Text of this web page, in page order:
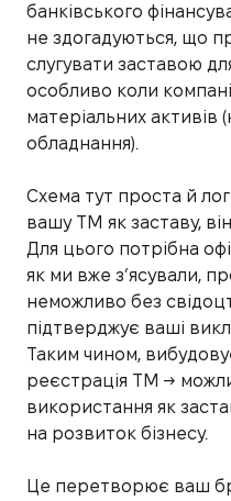
банківського
не здогадуються, що
слугувати заставою
особливо коли
матеріальних активів
обладнання).
Схема тут проста й
вашу ТМ як заставу,
Для цього потрібна
як ми вже з’ясували,
неможливо без
підтверджує ваші
Таким чином,
реєстрація ТМ →
використання як
на розвиток бізнесу.
Це перетворює ваш